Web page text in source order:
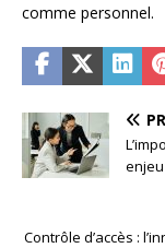
comme personnel.
Contrôle d’accès :